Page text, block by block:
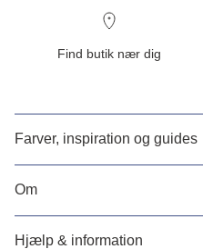
Find butik nær dig
Farver, inspiration og guides
Om
Hjælp & information